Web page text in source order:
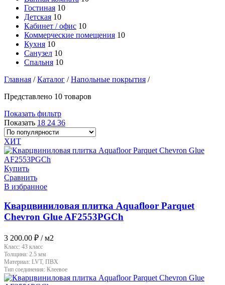
Гостиная 10
Детская 10
Кабинет / офис 10
Коммерческие помещения 10
Кухня 10
Санузел 10
Спальня 10
Главная /Каталог /Напольные покрытия /
Представлено 10 товаров
Показать фильтр
Показать 18 24 36
ХИТ
Купить
Сравнить
В избранное
Кварцвиниловая плитка Aquafloor Parquet
Chevron Glue AF2553PGCh
3 200.00 ₽ / м2
Класс: 43 класс
Толщина: 2.5 мм
Материал: LVT, ПВХ
Тип соединения: Клеевое